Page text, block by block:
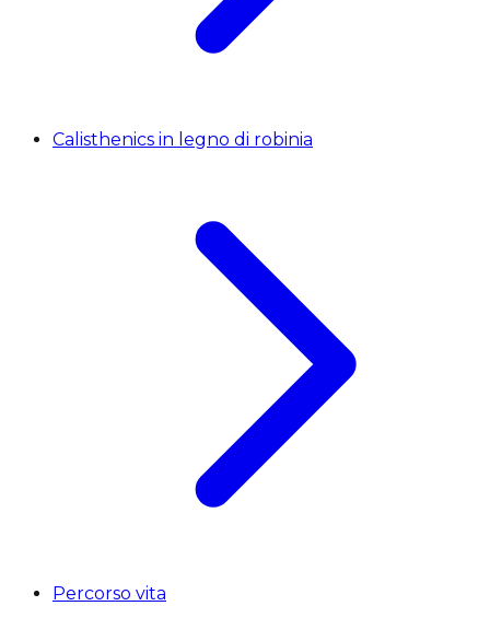
Calisthenics in legno di robinia
Percorso vita